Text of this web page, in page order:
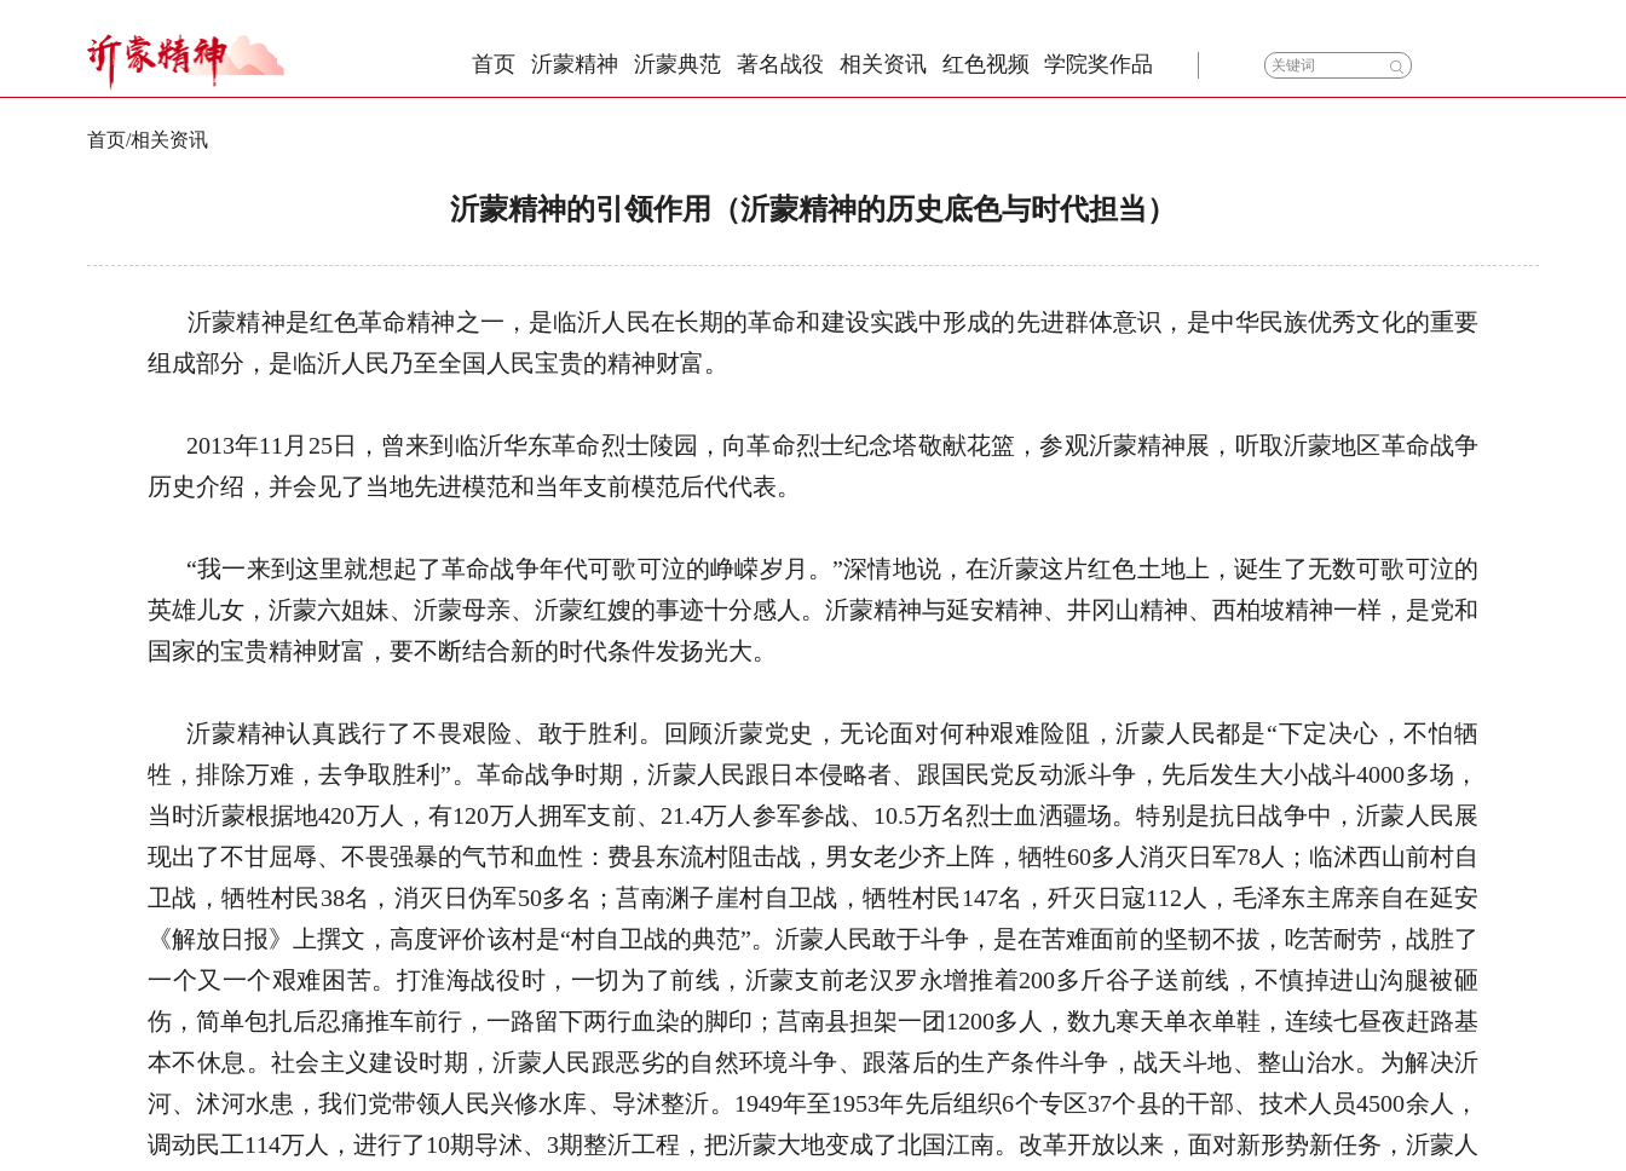
首页 沂蒙精神 沂蒙典范 著名战役 相关资讯 红色视频 学院奖作品
首页/相关资讯
沂蒙精神的引领作用（沂蒙精神的历史底色与时代担当）
沂蒙精神是红色革命精神之一，是临沂人民在长期的革命和建设实践中形成的先进群体意识，是中华民族优秀文化的重要
组成部分，是临沂人民乃至全国人民宝贵的精神财富。
2013年11月25日，曾来到临沂华东革命烈士陵园，向革命烈士纪念塔敬献花篮，参观沂蒙精神展，听取沂蒙地区革命战争
历史介绍，并会见了当地先进模范和当年支前模范后代代表。
“我一来到这里就想起了革命战争年代可歌可泣的峥嵘岁月。”深情地说，在沂蒙这片红色土地上，诞生了无数可歌可泣的
英雄儿女，沂蒙六姐妹、沂蒙母亲、沂蒙红嫂的事迹十分感人。沂蒙精神与延安精神、井冈山精神、西柏坡精神一样，是党和
国家的宝贵精神财富，要不断结合新的时代条件发扬光大。
沂蒙精神认真践行了不畏艰险、敢于胜利。回顾沂蒙党史，无论面对何种艰难险阻，沂蒙人民都是“下定决心，不怕牺
牲，排除万难，去争取胜利”。革命战争时期，沂蒙人民跟日本侵略者、跟国民党反动派斗争，先后发生大小战斗4000多场，
当时沂蒙根据地420万人，有120万人拥军支前、21.4万人参军参战、10.5万名烈士血洒疆场。特别是抗日战争中，沂蒙人民展
现出了不甘屈辱、不畏强暴的气节和血性：费县东流村阻击战，男女老少齐上阵，牺牲60多人消灭日军78人；临沭西山前村自
卫战，牺牲村民38名，消灭日伪军50多名；莒南渊子崖村自卫战，牺牲村民147名，歼灭日寇112人，毛泽东主席亲自在延安
《解放日报》上撰文，高度评价该村是“村自卫战的典范”。沂蒙人民敢于斗争，是在苦难面前的坚韧不拔，吃苦耐劳，战胜了
一个又一个艰难困苦。打淮海战役时，一切为了前线，沂蒙支前老汉罗永增推着200多斤谷子送前线，不慎掉进山沟腿被砸
伤，简单包扎后忍痛推车前行，一路留下两行血染的脚印；莒南县担架一团1200多人，数九寒天单衣单鞋，连续七昼夜赶路基
本不休息。社会主义建设时期，沂蒙人民跟恶劣的自然环境斗争、跟落后的生产条件斗争，战天斗地、整山治水。为解决沂
河、沭河水患，我们党带领人民兴修水库、导沭整沂。1949年至1953年先后组织6个专区37个县的干部、技术人员4500余人，
调动民工114万人，进行了10期导沭、3期整沂工程，把沂蒙大地变成了北国江南。改革开放以来，面对新形势新任务，沂蒙人